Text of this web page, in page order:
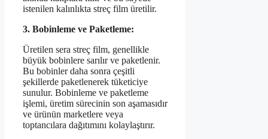
istenilen kalınlıkta streç film üretilir.
3. Bobinleme ve Paketleme:
Üretilen sera streç film, genellikle
büyük bobinlere sarılır ve paketlenir.
Bu bobinler daha sonra çeşitli
şekillerde paketlenerek tüketiciye
sunulur. Bobinleme ve paketleme
işlemi, üretim sürecinin son aşamasıdır
ve ürünün marketlere veya
toptancılara dağıtımını kolaylaştırır.